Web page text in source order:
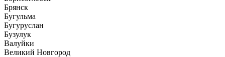
Брянск
Бугульма
Бугуруслан
Бузулук
Валуйки
Великий Новгород